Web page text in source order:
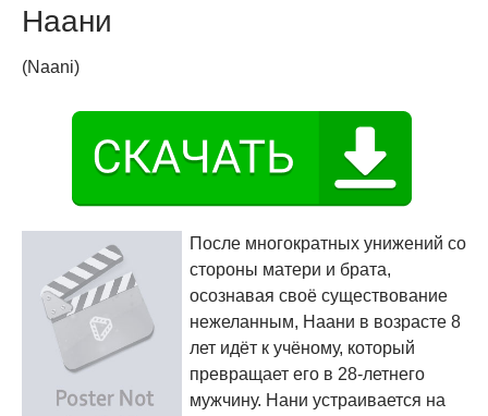
Наани
(Naani)
После многократных унижений со
стороны матери и брата,
осознавая своё существование
нежеланным, Наани в возрасте 8
лет идёт к учёному, который
превращает его в 28-летнего
мужчину. Нани устраивается на